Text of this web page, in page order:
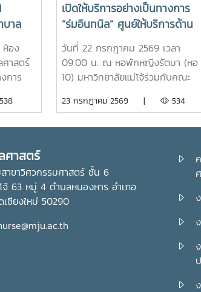
บาล
ภาค
ชา แม่
อง
าสตร์
การ
ห้
ความ
จ้” ผ่าน
ง ภาย
ใน
ทพ พงษ์
ม่โจ้
538
เปิดให้บริการอย่างเป็นทางการ
“ร่มอินทนิล” ศูนย์ให้บริการด้าน
การดูแลสุขภาพนักศึกษา ณ
หอพักหญิงรัตมา
วันที่ 22 กรกฎาคม 2569 เวลา
09.00 น. ณ หอพักหญิงรัตมา (หอ
10) มหาวิทยาลัยแม่โจ้ร่วมกับคณะ
อินทนิล” ศูนย์ให้บริการด้านการดูแล
มหาวิทยาลัยแม่โจ้ เป็นประธานในพิธี
พร้อมด้วย บุคลากรงานหอพัก
คณาจารย์ คณะพยาบาลศาสตร์ และ
นักศึกษา เข้าร่วมอย่างพร้อมเพรียง
ห้อง “ร่มอินทนิล” เกิดขึ้นจากความ
คณะพยาบาลศาสตร์ เพื่อเป็นศูนย์ให้
การให้คำปรึกษา แนะนำด้านสุขภาพ
23 กรกฎาคม 2569 | 534
ศาสตร์
สาขาวิศวกรรมศาสตร์ ชั้น 6
จ้ 63 หมู่ 4 ตำบลหนองหาร อำเภอ
ชียงใหม่ 50290